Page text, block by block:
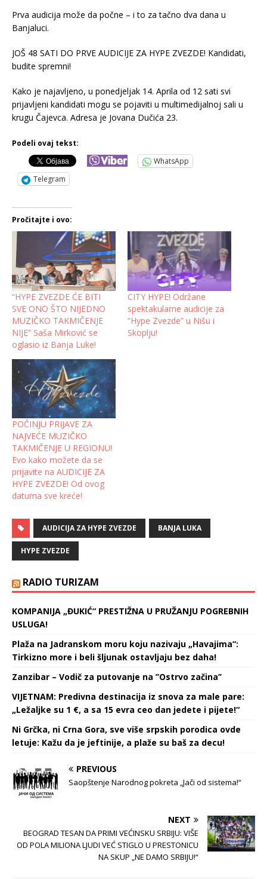
Prva audicija može da počne – i to za tačno dva dana u
Banjaluci.
JOŠ 48 SATI DO PRVE AUDICIJE ZA HYPE ZVEZDE! Kandidati,
budite spremni!
Kako je najavljeno, u ponedjeljak 14. Aprila od 12 sati svi
prijavljeni kandidati mogu se pojaviti u multimedijalnoj sali u
krugu Čajevca. Adresa je Jovana Dučića 23.
Podeli ovaj tekst:
WhatsApp
Telegram
Pročitajte i ovo:
“HYPE ZVEZDE ĆE BITI
SVE ONO ŠTO NIJEDNO
MUZIČKO TAKMIČENJE
NIJE” Saša Mirković se
oglasio iz Banja Luke!
CITY HYPE! Održane
spektakularne audicije za
“Hype Zvezde” u Nišu i
Skoplju!
POČINJU PRIJAVE ZA
NAJVEĆE MUZIČKO
TAKMIČENJE U REGIONU!
Evo kako možete da se
prijavite na AUDICIJE ZA
HYPE ZVEZDE! Od ovog
datuma sve kreće!
AUDICIJA ZA HYPE ZVEZDE BANJA LUKA
HYPE ZVEZDE
RADIO TURIZAM
KOMPANIJA „ĐUKIĆ“ PRESTIŽNA U PRUŽANJU POGREBNIH
USLUGA!
Plaža na Jadranskom moru koju nazivaju „Havajima“:
Tirkizno more i beli šljunak ostavljaju bez daha!
Zanzibar – Vodič za putovanje na ’’Ostrvo začina’’
VIJETNAM: Predivna destinacija iz snova za male pare:
„Ležaljke su 1 €, a sa 15 evra ceo dan jedete i pijete!“
Ni Grčka, ni Crna Gora, sve više srpskih porodica ovde
letuje: Kažu da je jeftinije, a plaže su baš za decu!
PREVIOUS
Saopštenje Narodnog pokreta „Jači od sistema!“
NEXT
BEOGRAD TESAN DA PRIMI VEĆINSKU SRBIJU: VIŠE
OD POLA MILIONA LJUDI VEĆ STIGLO U PRESTONICU
NA SKUP „NE DAMO SRBIJU!“